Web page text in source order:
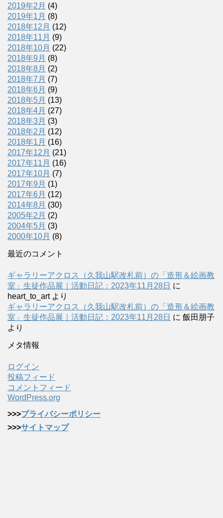
2019年2月 (4)
2019年1月 (8)
2018年12月 (12)
2018年11月 (9)
2018年10月 (22)
2018年9月 (8)
2018年8月 (2)
2018年7月 (7)
2018年6月 (9)
2018年5月 (13)
2018年4月 (27)
2018年3月 (3)
2018年2月 (12)
2018年1月 (16)
2017年12月 (21)
2017年11月 (16)
2017年10月 (7)
2017年9月 (1)
2017年6月 (12)
2014年8月 (30)
2005年2月 (2)
2004年5月 (3)
2000年10月 (8)
最近のコメント
ギャラリーアクロス（久我山駅改札前）の「造形＆絵画教
室」生徒作品展｜活動日記：2023年11月28日 に
heart_to_artより
ギャラリーアクロス（久我山駅改札前）の「造形＆絵画教
室」生徒作品展｜活動日記：2023年11月28日 に 飯田朋子
より
メタ情報
ログイン
投稿フィード
コメントフィード
WordPress.org
>>>プライバシーポリシー
>>>サイトマップ